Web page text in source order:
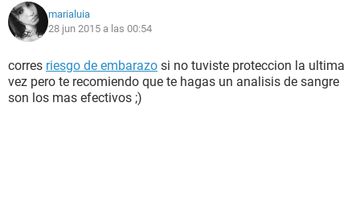
marialuia
28 jun 2015 a las 00:54
corres riesgo de embarazo si no tuviste proteccion la ultima
vez pero te recomiendo que te hagas un analisis de sangre
son los mas efectivos ;)